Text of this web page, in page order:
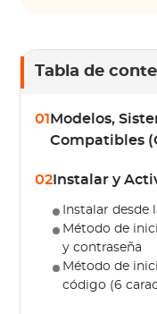
Tabla de
01 Modelos,
Compatibles
02 Instalar y
Instalar desde
Método de
y contraseña
Método de
código (6